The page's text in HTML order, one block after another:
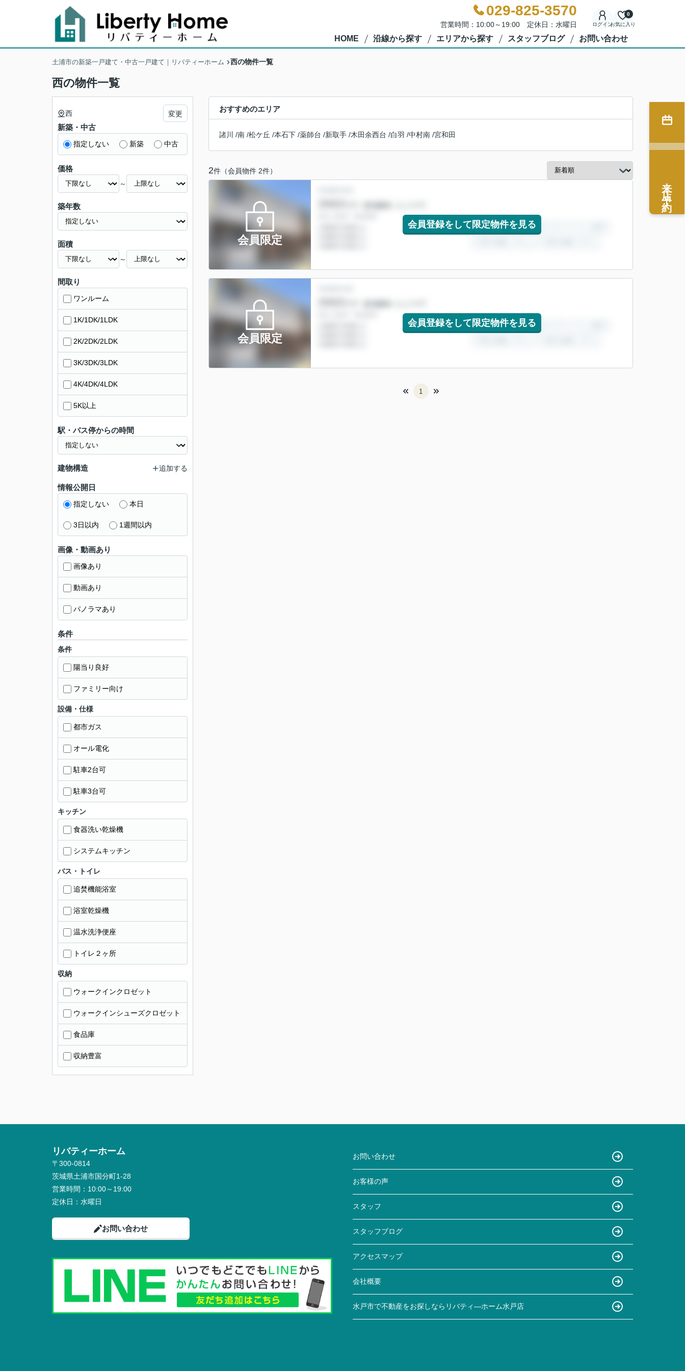
029-825-3570
営業時間：10:00～19:00 定休日：水曜日 ログインお気に入り
0
HOME 沿線から探す エリアから探す スタッフブログ お問い合わせ
土浦市の新築一戸建て・中古一戸建て｜リバティーホーム 西の物件一覧
西の物件一覧
おすすめのエリア
諸川 /南 /松ケ丘 /本石下 /薬師台 /新取手 /木田余西台 /白羽 /中村南 /宮和田
2件（会員物件 2件）
会員限定
会員登録をして限定物件を見る
会員限定
会員登録をして限定物件を見る
1
西 変更
新築・中古
指定しない 新築 中古
価格
～
築年数
面積
～
間取り
ワンルーム
1K/1DK/1LDK
2K/2DK/2LDK
3K/3DK/3LDK
4K/4DK/4LDK
5K以上
駅・バス停からの時間
建物構造 追加する
情報公開日
指定しない 本日
3日以内 1週間以内
画像・動画あり
画像あり
動画あり
パノラマあり
条件
条件
陽当り良好
ファミリー向け
設備・仕様
都市ガス
オール電化
駐車2台可
駐車3台可
キッチン
食器洗い乾燥機
システムキッチン
バス・トイレ
追焚機能浴室
浴室乾燥機
温水洗浄便座
トイレ２ヶ所
収納
ウォークインクロゼット
ウォークインシューズクロゼット
食品庫
収納豊富
来店予約
リバティーホーム
〒300-0814
茨城県土浦市国分町1-28
営業時間： 10:00～19:00
定休日： 水曜日
お問い合わせ
お問い合わせ
お客様の声
スタッフ
スタッフブログ
アクセスマップ
会社概要
水戸市で不動産をお探しならリバティ―ホーム水戸店